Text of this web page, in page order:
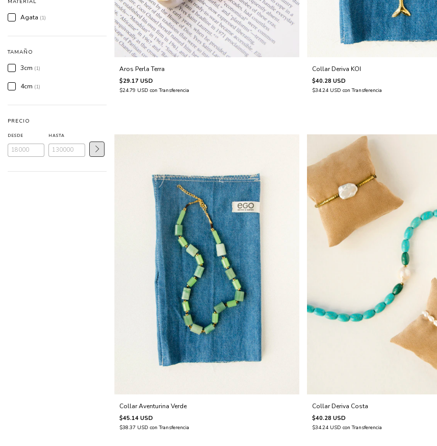
MATERIAL
Agata (1)
TAMAÑO
3cm (1)
4cm (1)
PRECIO
DESDE HASTA
Aros Perla Terra
$29.17 USD
$24.79 USD con Transferencia
Collar Deriva KOI
$40.28 USD
$34.24 USDcon Transferencia
Collar Aventurina Verde
$45.14 USD
$38.37 USD con Transferencia
Collar Deriva Costa
$40.28 USD
$34.24 USDcon Transferencia